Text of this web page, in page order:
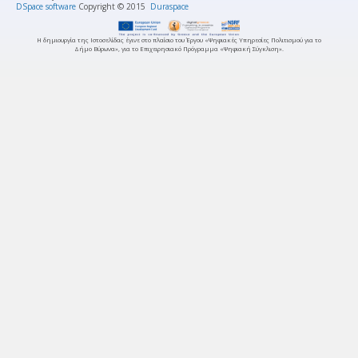
DSpace software Copyright © 2015 Duraspace
Η δημιουργία της Ιστοσελίδας έγινε στο πλαίσιο του Έργου «Ψηφιακές Υπηρεσίες Πολιτισμού για το
Δήμο Βύρωνα», για το Επιχειρησιακό Πρόγραμμα «Ψηφιακή Σύγκλιση».